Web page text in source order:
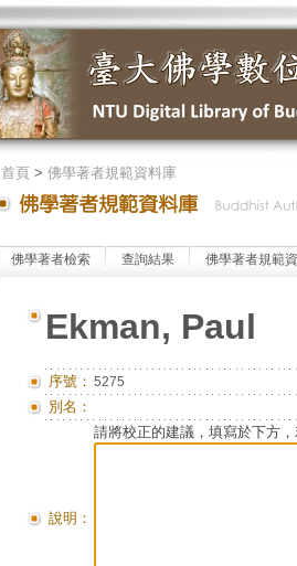
首頁> 佛學著者規範資料庫
佛學著者檢索 查詢結果 佛學著者規範
Ekman, Paul
序號： 5275
別名：
說明：
請將校正的建議，填寫於下方